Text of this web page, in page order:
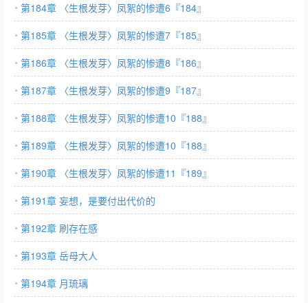
第184章 〈生根发芽〉凤絮的惨遭6『184』
第185章 〈生根发芽〉凤絮的惨遭7『185』
第186章 〈生根发芽〉凤絮的惨遭8『186』
第187章 〈生根发芽〉凤絮的惨遭9『187』
第188章 〈生根发芽〉凤絮的惨遭10『188』
第189章 〈生根发芽〉凤絮的惨遭10『188』
第190章 〈生根发芽〉凤絮的惨遭11『189』
第191章 妄想，是要付出代价的
第192章 刷存在感
第193章 岳母大人
第194章 月琉璃